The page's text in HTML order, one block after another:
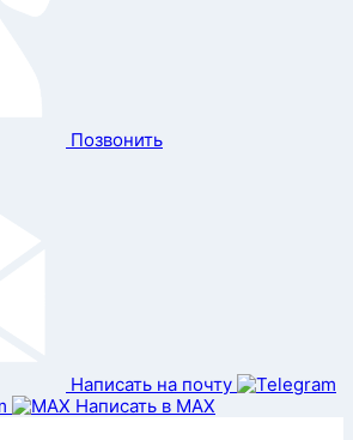
Позвонить
Написать на почту
Написать в MAX